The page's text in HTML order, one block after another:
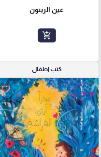
عين الزيتون
add_shopping_cart
كتب اطفال
favorite_border